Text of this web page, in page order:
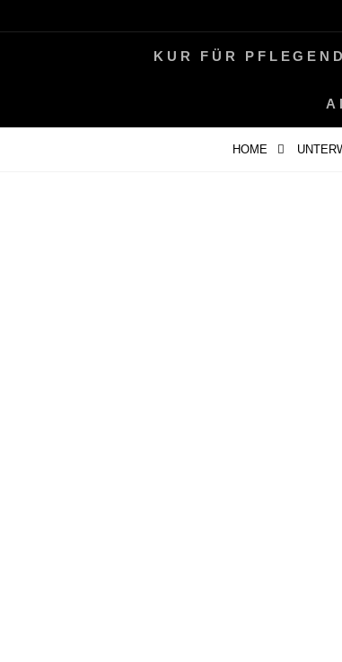
to
PERIFAIR
KUR FÜR
HOME